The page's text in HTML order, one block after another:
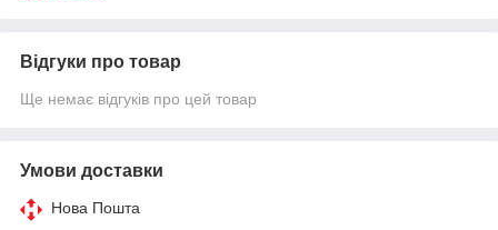
Відгуки про товар
Ще немає відгуків про цей товар
Умови доставки
Нова Пошта